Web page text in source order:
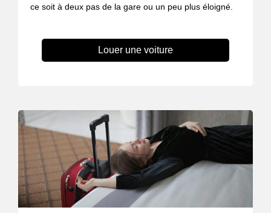
ce soit à deux pas de la gare ou un peu plus éloigné.
Louer une voiture